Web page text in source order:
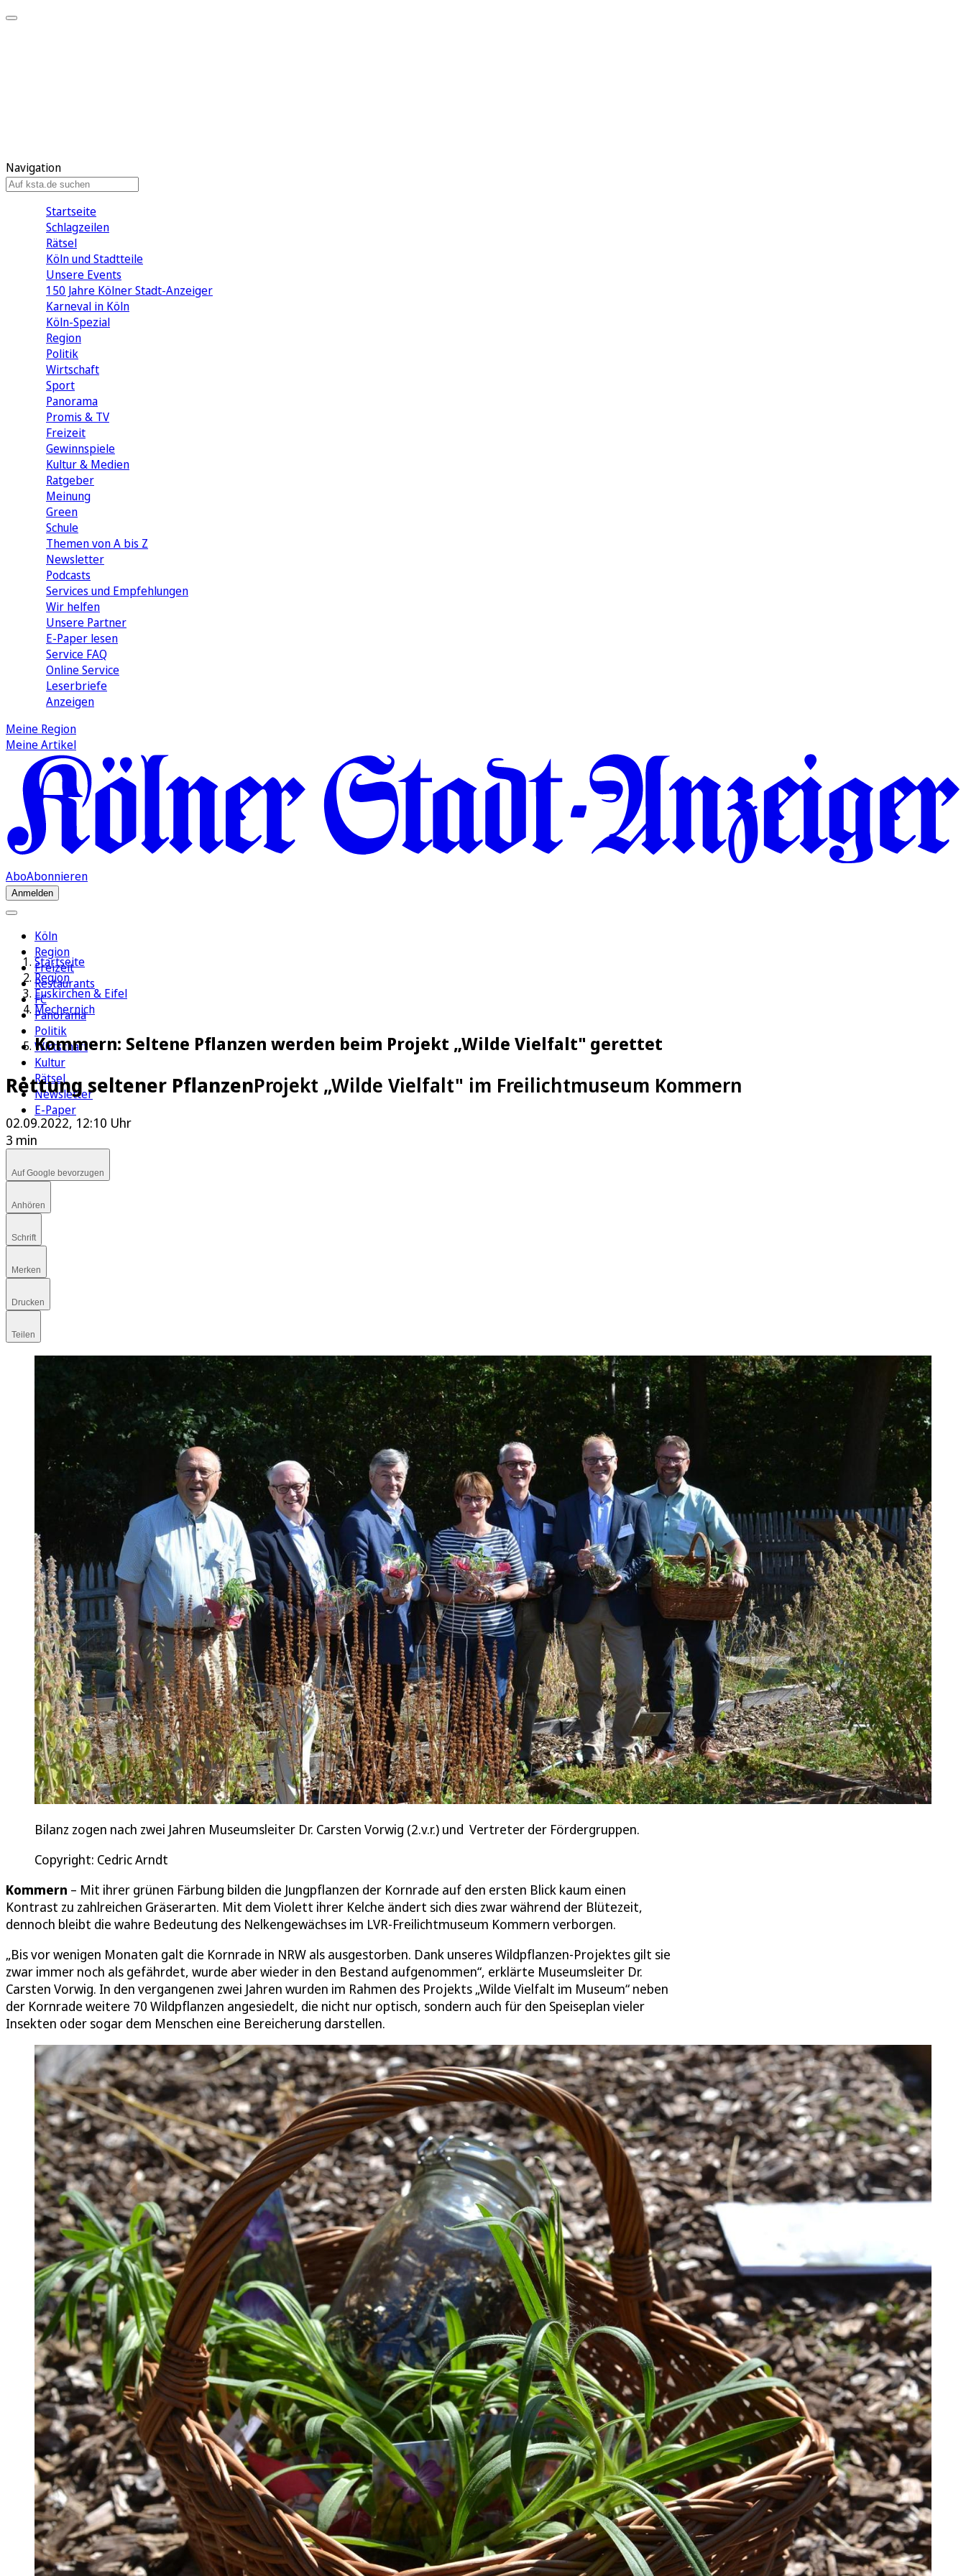
Navigation
Startseite
Schlagzeilen
Rätsel
Köln und Stadtteile
Unsere Events
150 Jahre Kölner Stadt-Anzeiger
Karneval in Köln
Köln-Spezial
Region
Politik
Wirtschaft
Sport
Panorama
Promis & TV
Freizeit
Gewinnspiele
Kultur & Medien
Ratgeber
Meinung
Green
Schule
Themen von A bis Z
Newsletter
Podcasts
Services und Empfehlungen
Wir helfen
Unsere Partner
E-Paper lesen
Service FAQ
Online Service
Leserbriefe
Anzeigen
Meine Region
Meine Artikel
AboAbonnieren
Anmelden
Köln
Region
Freizeit
Restaurants
FC
Panorama
Politik
Wirtschaft
Kultur
Rätsel
Newsletter
E-Paper
Startseite
Region
Euskirchen & Eifel
Mechernich
Kommern: Seltene Pflanzen werden beim Projekt „Wilde Vielfalt" gerettet
Rettung seltener PflanzenProjekt „Wilde Vielfalt" im Freilichtmuseum Kommern
02.09.2022, 12:10 Uhr
3 min
Auf Google bevorzugen
Anhören
Schrift
Merken
Drucken
Teilen
Bilanz zogen nach zwei Jahren Museumsleiter Dr. Carsten Vorwig (2.v.r.) und Vertreter der Fördergruppen.
Copyright: Cedric Arndt
Kommern – Mit ihrer grünen Färbung bilden die Jungpflanzen der Kornrade auf den ersten Blick kaum einen
Kontrast zu zahlreichen Gräserarten. Mit dem Violett ihrer Kelche ändert sich dies zwar während der Blütezeit,
dennoch bleibt die wahre Bedeutung des Nelkengewächses im LVR-Freilichtmuseum Kommern verborgen.
„Bis vor wenigen Monaten galt die Kornrade in NRW als ausgestorben. Dank unseres Wildpflanzen-Projektes gilt sie
zwar immer noch als gefährdet, wurde aber wieder in den Bestand aufgenommen“, erklärte Museumsleiter Dr.
Carsten Vorwig. In den vergangenen zwei Jahren wurden im Rahmen des Projekts „Wilde Vielfalt im Museum“ neben
der Kornrade weitere 70 Wildpflanzen angesiedelt, die nicht nur optisch, sondern auch für den Speiseplan vieler
Insekten oder sogar dem Menschen eine Bereicherung darstellen.